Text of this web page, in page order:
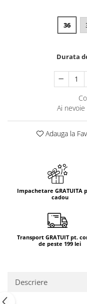
36
Durata
Ai
Adauga la
Impachetare GRATUITA
cadou
Transport GRATUIT pt.
de peste 199 lei
Descriere